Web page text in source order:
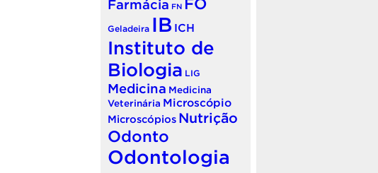
Farmácia FN FO
Geladeira IB ICH
Instituto de
Biologia LIG
Medicina Medicina
Veterinária Microscópio
Microscópios Nutrição
Odonto
Odontologia